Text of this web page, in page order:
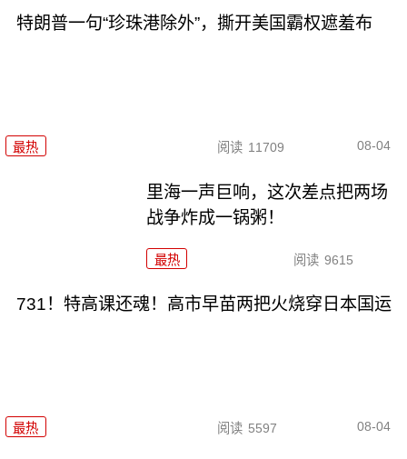
特朗普一句“珍珠港除外”，撕开美国霸权遮羞布
最热 阅读 11709 08-04
里海一声巨响，这次差点把两场
战争炸成一锅粥！
最热 阅读 9615
731！特高课还魂！高市早苗两把火烧穿日本国运
最热 阅读 5597 08-04